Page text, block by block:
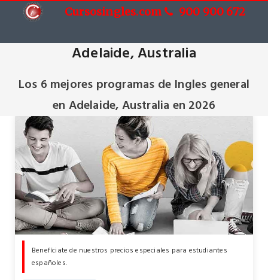
Cursosingles.com 900 900 672
Adelaide, Australia
Los 6 mejores programas de Ingles general
en Adelaide, Australia en 2026
Benefíciate de nuestros precios especiales para estudiantes
españoles.